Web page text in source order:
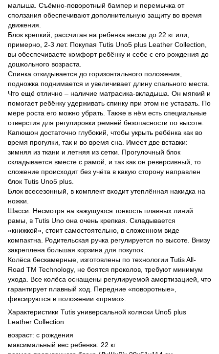
малыша. Съёмно-поворотный бампер и перемычка от
сползания обеспечивают дополнительную защиту во время
движения.
Блок крепкий, рассчитан на ребенка весом до 22 кг или,
примерно, 2-3 лет. Покупая Tutis Uno5 plus Leather Collection,
вы обеспечиваете комфорт ребёнку и себе с его рождения до
дошкольного возраста.
Спинка откидывается до горизонтального положения,
подножка поднимается и увеличивает длину спального места.
Что ещё отлично – наличие матрасика-вкладыша. Он мягкий и
помогает ребёнку удерживать спинку при этом не уставать. По
мере роста его можно убрать. Также в нём есть специальные
отверстия для регулировки ремней безопасности по высоте.
Капюшон достаточно глубокий, чтобы укрыть ребёнка как во
время прогулки, так и во время сна. Имеет две вставки:
зимняя из ткани и летняя из сетки. Прогулочный блок
складывается вместе с рамой, и так как он реверсивный, то
сложение происходит без учёта в какую сторону направлен
блок Tutis Uno5 plus.
Блок всесезонный, в комплект входит утеплённая накидка на
ножки.
Шасси. Несмотря на кажущуюся тонкость плавных линий
рамы, в Tutis Uno она очень крепкая. Складывается
«книжкой», стоит самостоятельно, в сложенном виде
компактна. Родительская ручка регулируется по высоте. Внизу
закреплена большая корзина для покупок.
Колёса бескамерные, изготовлены по технологии Tutis All-
Road TM Technology, не боятся проколов, требуют минимум
ухода. Все колёса оснащены регулируемой амортизацией, что
гарантирует плавный ход. Передние «поворотные»,
фиксируются в положении «прямо».
Характеристики Tutis универсальной коляски Uno5 plus
Leather Collection
возраст: с рождения
максимальный вес ребенка: 22 кг